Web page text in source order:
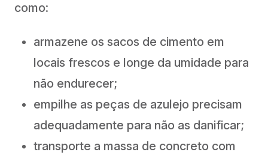
como:
armazene os sacos de cimento em
locais frescos e longe da umidade para
não endurecer;
empilhe as peças de azulejo precisam
adequadamente para não as danificar;
transporte a massa de concreto com